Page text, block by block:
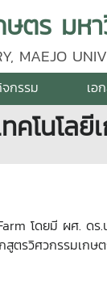
ตร มห
MAEJO
กรรม เอ
คโนโลยี
โดยมี ผศ.
รวิศวกรรมเกษ